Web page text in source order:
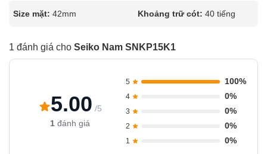
Size mặt: 42mm Khoảng trữ cót: 40 tiếng
1 đánh giá cho Seiko Nam SNKP15K1
5.00 /5
1 đánh giá
5 100%
4 0%
3 0%
2 0%
1 0%